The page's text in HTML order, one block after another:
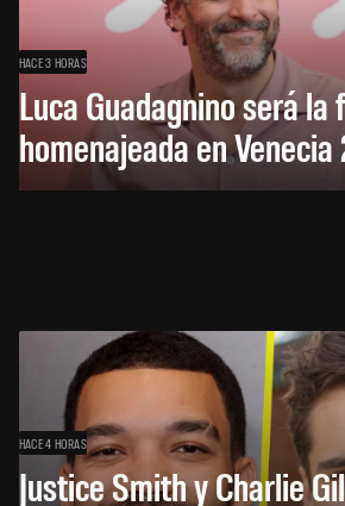
HACE 3 HORAS
Luca Guadagnino será la
homenajeada en
HACE 4 HORAS
Justice Smith y Charlie